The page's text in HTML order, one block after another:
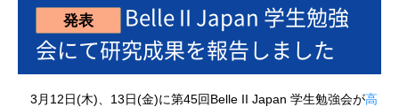
発表
Belle II Japan 学生勉強
会にて研究成果を報告しました
3月12日(木)、13日(金)に第45回Belle II Japan 学生勉強会が高